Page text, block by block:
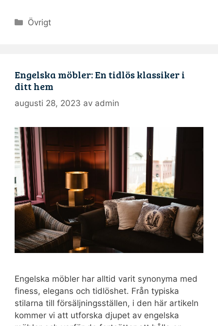
Kategorier
Övrigt
Engelska möbler: En tidlös klassiker i
ditt hem
augusti 28, 2023 av admin
Engelska möbler har alltid varit synonyma med
finess, elegans och tidlöshet. Från typiska
stilarna till försäljningsställen, i den här artikeln
kommer vi att utforska djupet av engelska